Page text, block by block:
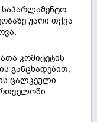
უარი თქვა
კომიტეტის
განცხადებით,
ცალკეული